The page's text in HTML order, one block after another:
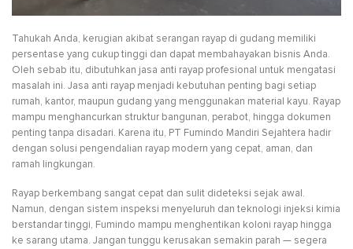
Tahukah Anda, kerugian akibat serangan rayap di gudang memiliki
persentase yang cukup tinggi dan dapat membahayakan bisnis Anda.
Oleh sebab itu, dibutuhkan jasa anti rayap profesional untuk mengatasi
masalah ini. Jasa anti rayap menjadi kebutuhan penting bagi setiap
rumah, kantor, maupun gudang yang menggunakan material kayu. Rayap
mampu menghancurkan struktur bangunan, perabot, hingga dokumen
penting tanpa disadari. Karena itu, PT Fumindo Mandiri Sejahtera hadir
dengan solusi pengendalian rayap modern yang cepat, aman, dan
ramah lingkungan.
Rayap berkembang sangat cepat dan sulit dideteksi sejak awal.
Namun, dengan sistem inspeksi menyeluruh dan teknologi injeksi kimia
berstandar tinggi, Fumindo mampu menghentikan koloni rayap hingga
ke sarang utama. Jangan tunggu kerusakan semakin parah — segera